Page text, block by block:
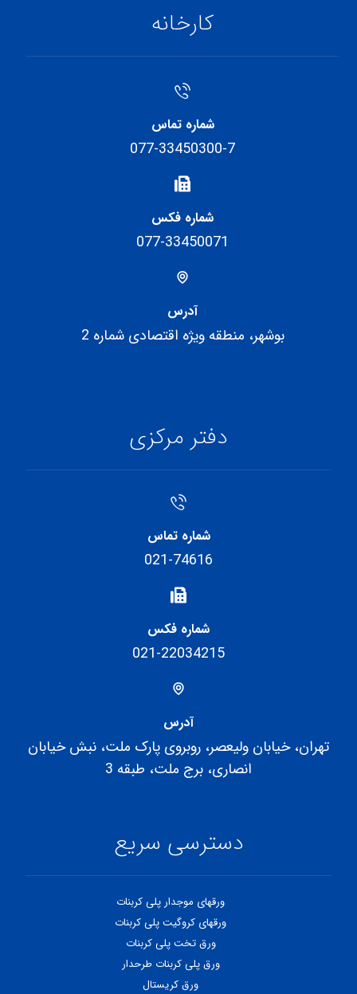
کارخانه
شماره تماس
077-33450300-7
شماره فکس
077-33450071
آدرس
بوشهر، منطقه ویژه اقتصادی شماره 2
دفتر مرکزی
شماره تماس
021-74616
شماره فکس
021-22034215
آدرس
تهران، خیابان ولیعصر، روبروی پارک ملت، نبش خیابان
انصاری، برج ملت، طبقه 3
دسترسی سریع
ورقهای موجدار پلی کربنات
ورقهای کروگیت پلی کربنات
ورق تخت پلی کربنات
ورق پلی کربنات طرحدار
ورق کریستال